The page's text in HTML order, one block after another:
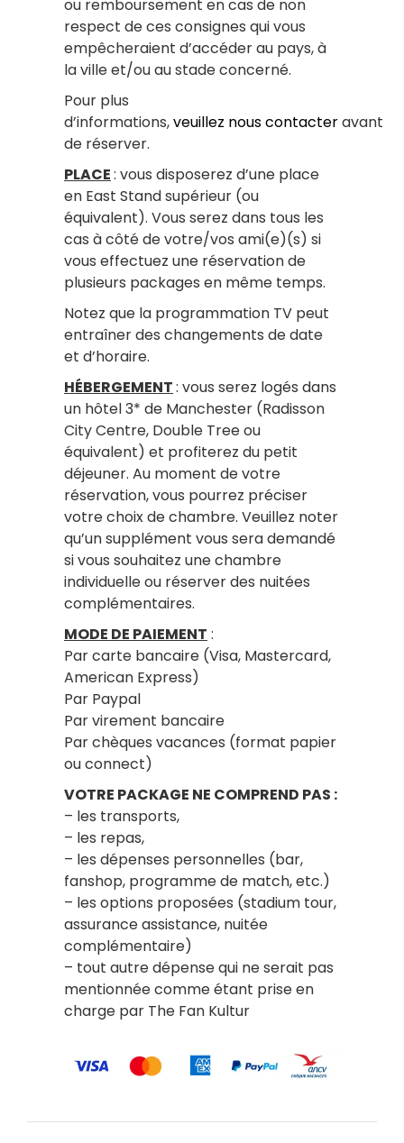
ou remboursement en cas de non
respect de ces consignes qui vous
empêcheraient d’accéder au pays, à
la ville et/ou au stade concerné.
Pour plus
d’informations,veuillez nous contacteravant
de réserver.
PLACE: vous disposerez d’une place
en East Stand supérieur (ou
équivalent). Vous serez dans tous les
cas à côté de votre/vos ami(e)(s) si
vous effectuez une réservation de
plusieurs packages en même temps.
Notez que la programmation TV peut
entraîner des changements de date
et d’horaire.
HÉBERGEMENT: vous serez logés dans
un hôtel 3* de Manchester (Radisson
City Centre, Double Tree ou
équivalent) et profiterez du petit
déjeuner. Au moment de votre
réservation, vous pourrez préciser
votre choix de chambre. Veuillez noter
qu’un supplément vous sera demandé
si vous souhaitez une chambre
individuelle ou réserver des nuitées
complémentaires.
MODE DE PAIEMENT :
Par carte bancaire (Visa, Mastercard,
American Express)
Par Paypal
Par virement bancaire
Par chèques vacances (format papier
ou connect)
VOTRE PACKAGE NE COMPREND PAS :
– les transports,
– les repas,
– les dépenses personnelles (bar,
fanshop, programme de match, etc.)
– les options proposées (stadium tour,
assurance assistance, nuitée
complémentaire)
– tout autre dépense qui ne serait pas
mentionnée comme étant prise en
charge par The Fan Kultur